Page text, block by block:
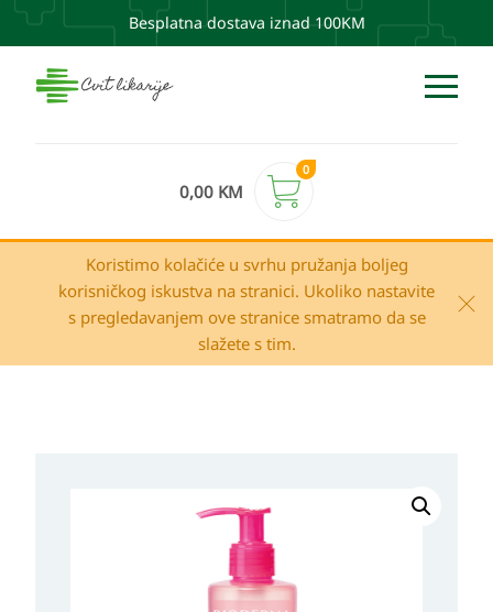
Besplatna dostava iznad 100KM
0,00 KM
0
Koristimo kolačiće u svrhu pružanja boljeg
korisničkog iskustva na stranici. Ukoliko nastavite
s pregledavanjem ove stranice smatramo da se
slažete s tim.